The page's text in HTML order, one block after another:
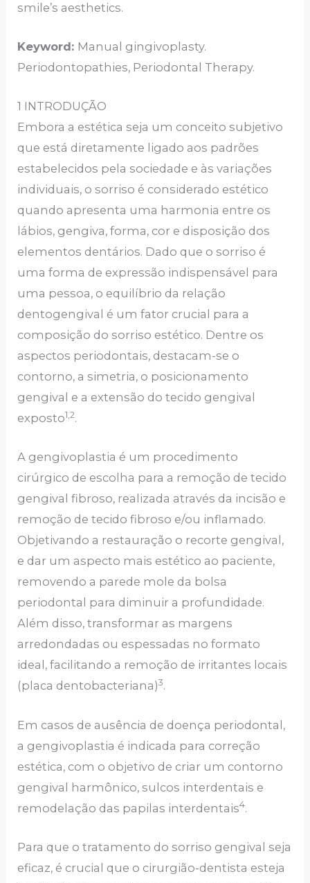
smile’s aesthetics.
Keyword: Manual gingivoplasty.
Periodontopathies, Periodontal Therapy.
1 INTRODUÇÃO
Embora a estética seja um conceito subjetivo
que está diretamente ligado aos padrões
estabelecidos pela sociedade e às variações
individuais, o sorriso é considerado estético
quando apresenta uma harmonia entre os
lábios, gengiva, forma, cor e disposição dos
elementos dentários. Dado que o sorriso é
uma forma de expressão indispensável para
uma pessoa, o equilíbrio da relação
dentogengival é um fator crucial para a
composição do sorriso estético. Dentre os
aspectos periodontais, destacam-se o
contorno, a simetria, o posicionamento
gengival e a extensão do tecido gengival
exposto1,2.
A gengivoplastia é um procedimento
cirúrgico de escolha para a remoção de tecido
gengival fibroso, realizada através da incisão e
remoção de tecido fibroso e/ou inflamado.
Objetivando a restauração o recorte gengival,
e dar um aspecto mais estético ao paciente,
removendo a parede mole da bolsa
periodontal para diminuir a profundidade.
Além disso, transformar as margens
arredondadas ou espessadas no formato
ideal, facilitando a remoção de irritantes locais
(placa dentobacteriana)3.
Em casos de ausência de doença periodontal,
a gengivoplastia é indicada para correção
estética, com o objetivo de criar um contorno
gengival harmônico, sulcos interdentais e
remodelação das papilas interdentais4.
Para que o tratamento do sorriso gengival seja
eficaz, é crucial que o cirurgião-dentista esteja